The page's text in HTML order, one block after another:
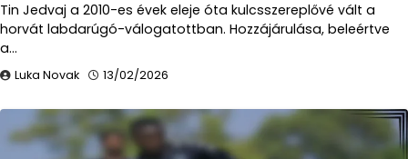
Tin Jedvaj a 2010-es évek eleje óta kulcsszereplővé vált a
horvát labdarúgó-válogatottban. Hozzájárulása, beleértve
a…
Luka Novak 13/02/2026